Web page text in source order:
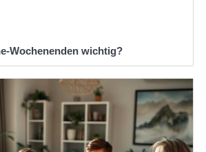
Wochenenden wichtig?